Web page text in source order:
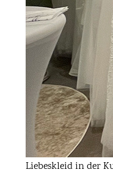
Liebeskleid in der